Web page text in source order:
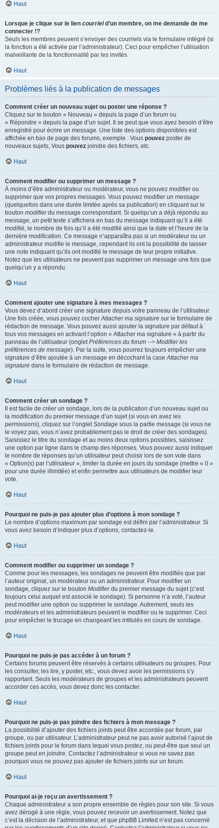
Haut
Lorsque je clique sur le lien courrield’un membre, on me demande de me
connecter !?
Seuls les membres peuvent s’envoyer des courriels via le formulaire intégré (si
la fonction a été activée par l’administrateur). Ceci pour empêcher l’utilisation
malveillante de la fonctionnalité par les invités.
Haut
Problèmes liés à la publication de messages
Comment créer un nouveau sujet ou poster une réponse ?
Cliquez sur le bouton « Nouveau » depuis la page d’un forum ou
« Répondre » depuis la page d’un sujet. Il se peut que vous ayez besoin d’être
enregistré pour écrire un message. Une liste des options disponibles est
affichée en bas de page des forums, exemple : Vous pouvez poster de
nouveaux sujets, Vous pouvez joindre des fichiers, etc.
Haut
Comment modifier ou supprimer un message ?
À moins d’être administrateur ou modérateur, vous ne pouvez modifier ou
supprimer que vos propres messages. Vous pouvez modifier un message
(quelquefois dans une durée limitée après sa publication) en cliquant sur le
bouton modifierdu message correspondant. Si quelqu’un a déjà répondu au
message, un petit texte s’affichera en bas du message indiquant qu’il a été
modifié, le nombre de fois qu’il a été modifié ainsi que la date et l’heure de la
dernière modification. Ce message n’apparaîtra pas si un modérateur ou un
administrateur modifie le message, cependant ils ont la possibilité de laisser
une note indiquant qu’ils ont modifié le message de leur propre initiative.
Notez que les utilisateurs ne peuvent pas supprimer un message une fois que
quelqu’un y a répondu.
Haut
Comment ajouter une signature à mes messages ?
Vous devez d’abord créer une signature depuis votre panneau de l’utilisateur.
Une fois créée, vous pouvez cocherAttacher ma signature sur le formulaire de
rédaction de message. Vous pouvez aussi ajouter la signature par défaut à
tous vos messages en activant l’option « Attacher ma signature » à partir du
panneau de l’utilisateur (ongletPréférences du forum --> Modifier les
préférences de message). Par la suite, vous pourrez toujours empêcher une
signature d’être ajoutée à un message en décochant la caseAttacher ma
signature dans le formulaire de rédaction de message.
Haut
Comment créer un sondage ?
Il est facile de créer un sondage, lors de la publication d’un nouveau sujet ou
la modification du premier message d’un sujet (si vous en avez les
permissions), cliquez sur l’ongletSondage sous la partie message (si vous ne
le voyez pas, vous n’avez probablement pas le droit de créer des sondages).
Saisissez le titre du sondage et au moins deux options possibles, saisissez
une option par ligne dans le champ des réponses. Vous pouvez aussi indiquer
le nombre de réponses qu’un utilisateur peut choisir lors de son vote dans
« Option(s) par l’utilisateur », limiter la durée en jours du sondage (mettre « 0 »
pour une durée illimitée) et enfin permettre aux utilisateurs de modifier leur
vote.
Haut
Pourquoi ne puis-je pas ajouter plus d’options à mon sondage ?
Le nombre d’options maximum par sondage est défini par l’administrateur. Si
vous avez besoin d’indiquer plus d’options, contactez-le.
Haut
Comment modifier ou supprimer un sondage ?
Comme pour les messages, les sondages ne peuvent être modifiés que par
l’auteur original, un modérateur ou un administrateur. Pour modifier un
sondage, cliquez sur le bouton Modifierdu premier message du sujet (c’est
toujours celui auquel est associé le sondage). Si personne n’a voté, l’auteur
peut modifier une option ou supprimer le sondage. Autrement, seuls les
modérateurs et les administrateurs peuvent le modifier ou le supprimer. Ceci
pour empêcher le trucage en changeant les intitulés en cours de sondage.
Haut
Pourquoi ne puis-je pas accéder à un forum ?
Certains forums peuvent être réservés à certains utilisateurs ou groupes. Pour
les consulter, les lire, y poster, etc., vous devez avoir les permissions s’y
rapportant. Seuls les modérateurs de groupes et les administrateurs peuvent
accorder ces accès, vous devez donc les contacter.
Haut
Pourquoi ne puis-je pas joindre des fichiers à mon message ?
La possibilité d’ajouter des fichiers joints peut être accordée par forum, par
groupe, ou par utilisateur. L’administrateur peut ne pas avoir autorisé l’ajout de
fichiers joints pour le forum dans lequel vous postez, ou peut-être que seul un
groupe peut en joindre. Contactez l’administrateur si vous ne savez pas
pourquoi vous ne pouvez pas ajouter de fichiers joints sur un forum.
Haut
Pourquoi ai-je reçu un avertissement ?
Chaque administrateur a son propre ensemble de règles pour son site. Si vous
avez dérogé à une règle, vous pouvez recevoir un avertissement. Notez que
c’est la décision de l’administrateur, et que phpBB Limited n’est pas concerné